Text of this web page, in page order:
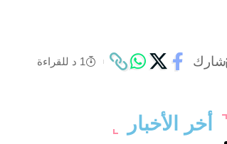
شارك 1 د للقراءة
أخر الأخبار